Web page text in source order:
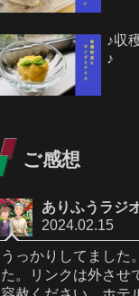
♪収
♪
ご感想
ありふうラジ
2024.02.15
うっかりしてました
た。リンクは外させ